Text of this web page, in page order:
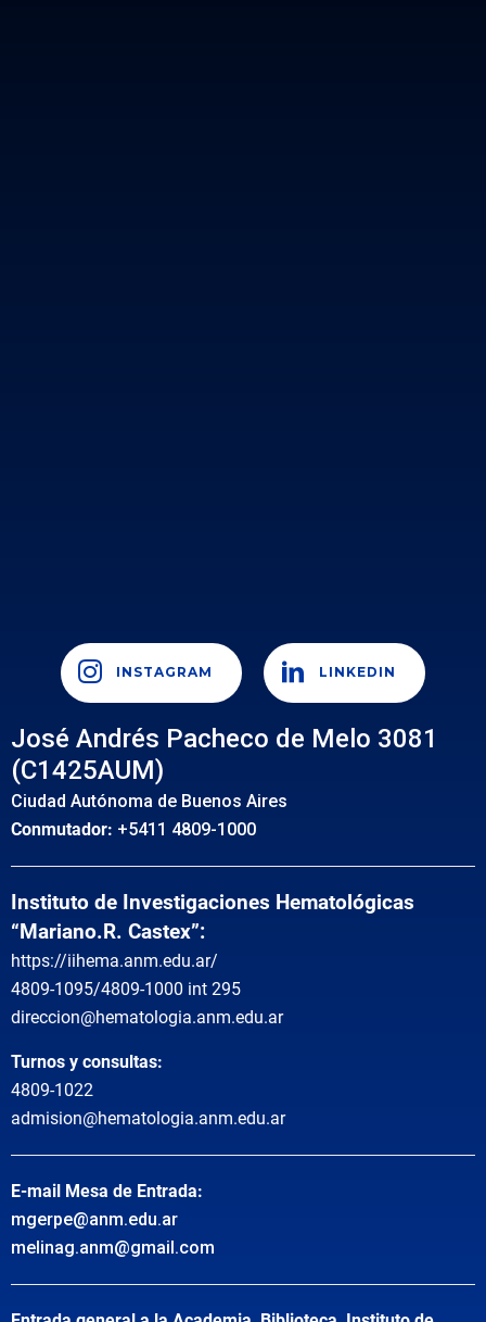
INSTAGRAM LINKEDIN
José Andrés Pacheco de Melo 3081
(C1425AUM)
Ciudad Autónoma de Buenos Aires
Conmutador: +5411 4809-1000
Instituto de Investigaciones Hematológicas
“Mariano.R. Castex”:
https://iihema.anm.edu.ar/
4809-1095/4809-1000 int 295
direccion@hematologia.anm.edu.ar
Turnos y consultas:
4809-1022
admision@hematologia.anm.edu.ar
E-mail Mesa de Entrada:
mgerpe@anm.edu.ar
melinag.anm@gmail.com